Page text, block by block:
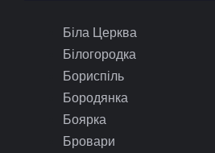
Біла Церква
Білогородка
Бориспіль
Бородянка
Боярка
Бровари